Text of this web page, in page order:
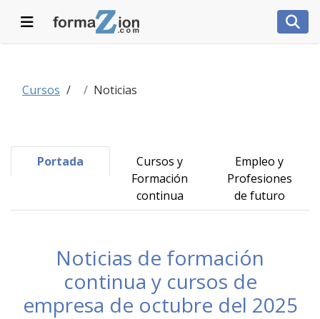
Desplegar navegación
Cursos Noticias
Portada
Cursos y
Formación
continua
Empleo y
Profesiones
de futuro
Noticias de formación
continua y cursos de
empresa de octubre del 2025